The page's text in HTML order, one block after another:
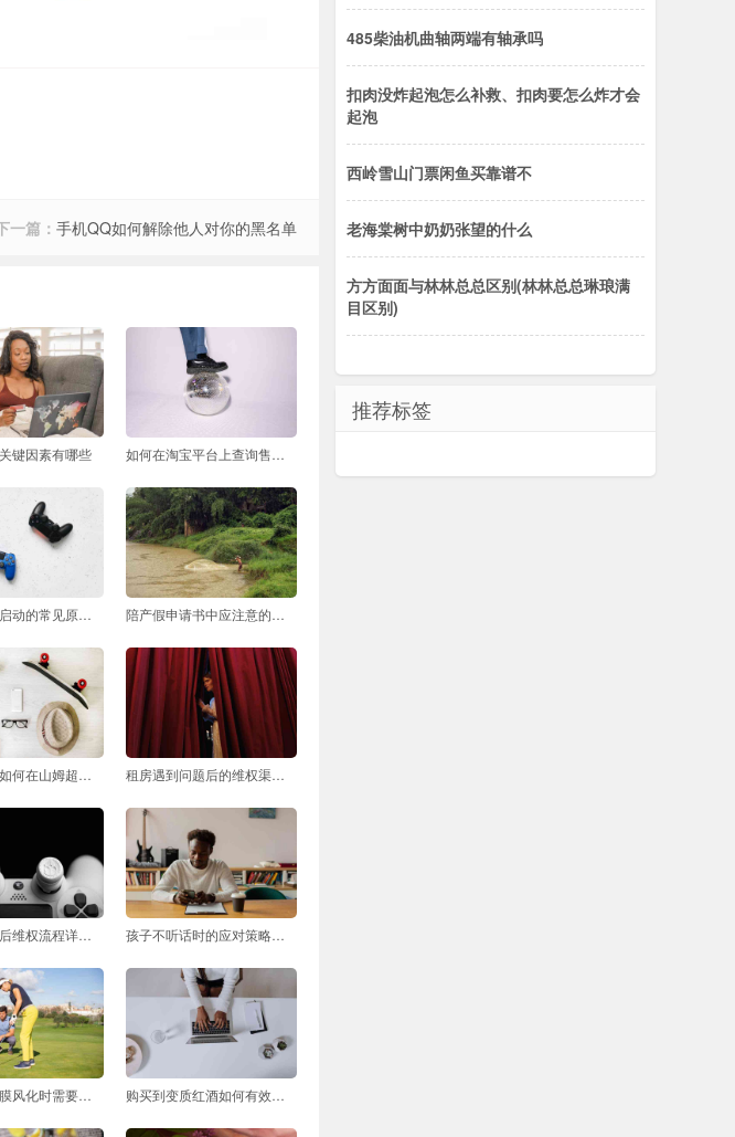
一篇： 手机QQ如何解除他人对你的黑名单
键因素有哪些 如何在淘宝平台上查询售后超时记录
平衡车无法启动的常见原因及解决方法 陪产假申请书中应注意的常见错误有哪些
快捷操作：如何在山姆超市门店办理会员卡 租房遇到问题后的维权渠道有哪些
淘宝商品售后维权流程详解及常见问题解决方案 孩子不听话时的应对策略有哪些
清除防盗门膜风化时需要注意哪些注意事项 购买到变质红酒如何有效维权
485柴油机曲轴两端有轴承吗
扣肉没炸起泡怎么补救、扣肉要怎么炸才会
起泡
西岭雪山门票闲鱼买靠谱不
老海棠树中奶奶张望的什么
方方面面与林林总总区别(林林总总琳琅满
目区别)
推荐标签